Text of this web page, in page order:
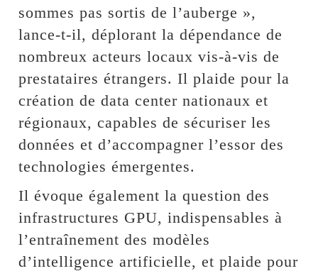
sommes pas sortis de l’auberge »,
lance-t-il, déplorant la dépendance de
nombreux acteurs locaux vis-à-vis de
prestataires étrangers. Il plaide pour la
création de data center nationaux et
régionaux, capables de sécuriser les
données et d’accompagner l’essor des
technologies émergentes.
Il évoque également la question des
infrastructures GPU, indispensables à
l’entraînement des modèles
d’intelligence artificielle, et plaide pour